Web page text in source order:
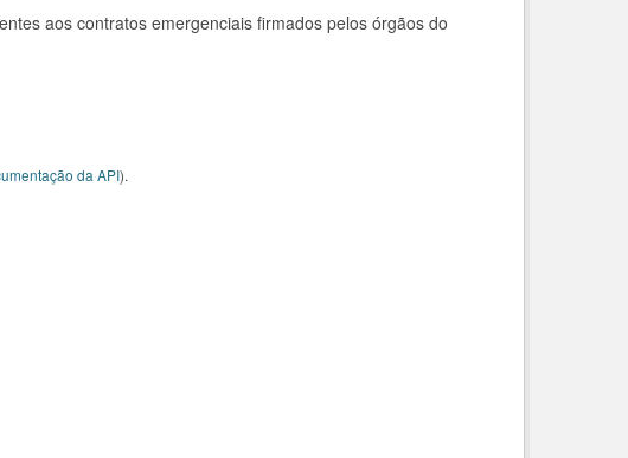
aos contratos emergenciais firmados pelos órgãos do
da API).